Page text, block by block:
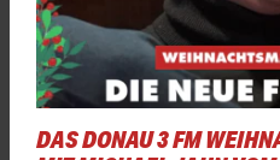
DAS DONAU 3 FM